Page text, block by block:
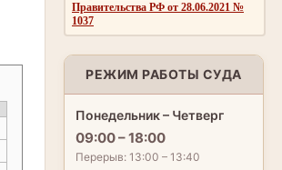
Правительства РФ от 28.06.2021 №
1037
РЕЖИМ РАБОТЫ СУДА
Понедельник – Четверг
09:00 – 18:00
Перерыв: 13:00 – 13:40